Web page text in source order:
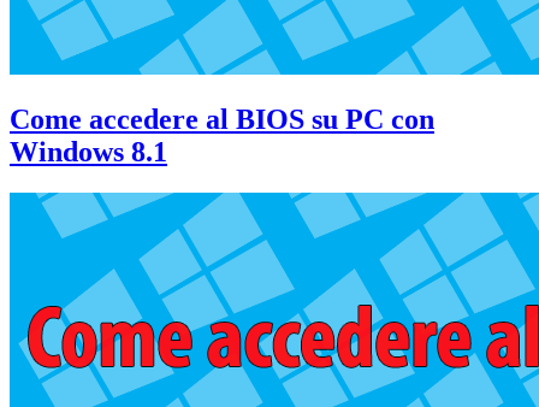
Come accedere al BIOS su PC con
Windows 8.1